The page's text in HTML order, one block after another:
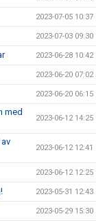
2023-07-05 10:37
2023-07-03 09:30
2023-06-28 10:42
2023-06-20 07:02
2023-06-20 06:15
med
2023-06-12 14:25
2023-06-12 12:41
2023-06-12 12:25
2023-05-31 12:43
2023-05-29 15:30